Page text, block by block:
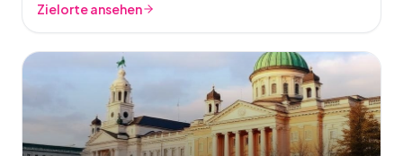
Zielorte ansehen